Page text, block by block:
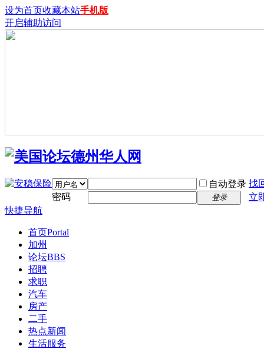
设为首页收藏本站手机版
开启辅助访问
自动登录 找
密码
登录
立
快捷导航
首页Portal
加州
论坛BBS
招聘
求职
汽车
房产
二手
热点新闻
生活服务